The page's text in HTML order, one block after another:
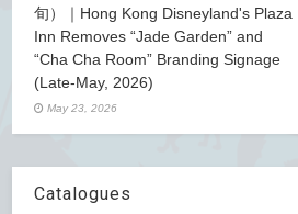
旬）｜Hong Kong Disneyland's Plaza
Inn Removes “Jade Garden” and
“Cha Cha Room” Branding Signage
(Late-May, 2026)
May 23, 2026
Catalogues